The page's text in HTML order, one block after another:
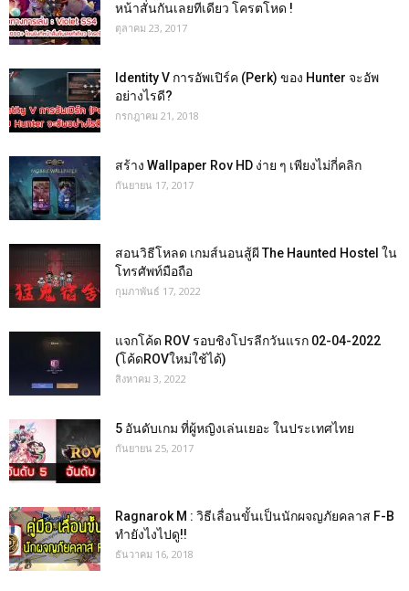
หน้าสั่นกันเลยทีเดียว โครตโหด !
ตุลาคม 23, 2017
Identity V การอัพเปิร์ค (Perk) ของ Hunter จะอัพ
อย่างไรดี?
กรกฎาคม 21, 2018
สร้าง Wallpaper Rov HD ง่าย ๆ เพียงไม่กี่คลิก
กันยายน 17, 2017
สอนวิธีโหลด เกมส์นอนสู้ผี The Haunted Hostel ใน
โทรศัพท์มือถือ
กุมภาพันธ์ 17, 2022
แจกโค้ด ROV รอบชิงโปรลีกวันแรก 02-04-2022
(โค้ดROVใหม่ใช้ได้)
สิงหาคม 3, 2022
5 อันดับเกม ที่ผู้หญิงเล่นเยอะ ในประเทศไทย
กันยายน 25, 2017
Ragnarok M : วิธีเลื่อนขั้นเป็นนักผจญภัยคลาส F-B
ทำยังไงไปดู!!
ธันวาคม 16, 2018